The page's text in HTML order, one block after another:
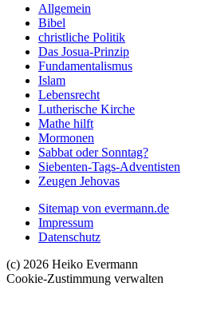
Allgemein
Bibel
christliche Politik
Das Josua-Prinzip
Fundamentalismus
Islam
Lebensrecht
Lutherische Kirche
Mathe hilft
Mormonen
Sabbat oder Sonntag?
Siebenten-Tags-Adventisten
Zeugen Jehovas
Sitemap von evermann.de
Impressum
Datenschutz
(c) 2026 Heiko Evermann
Cookie-Zustimmung verwalten